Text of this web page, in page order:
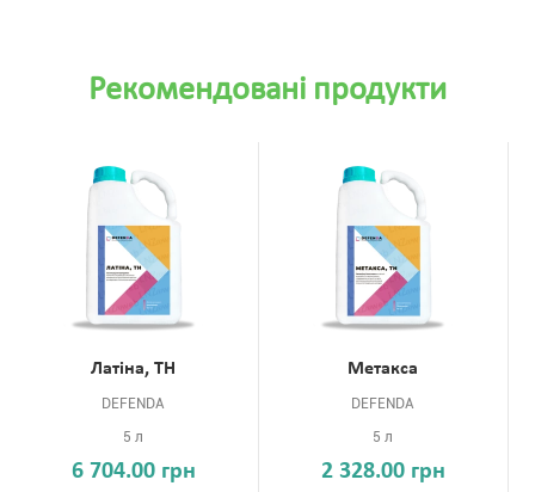
Рекомендовані продукти
Латіна, ТН
DEFENDA
5 л
6 704.00 грн
Метакса
DEFENDA
5 л
2 328.00 грн